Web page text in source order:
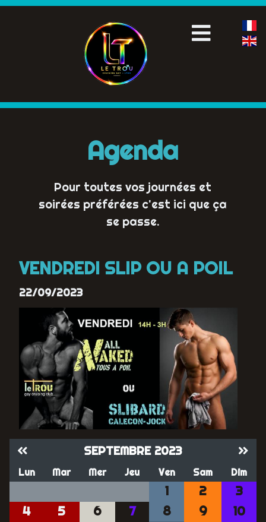
Agenda
Pour toutes vos journées et
soirées préférées c'est ici que ça
se passe.
VENDREDI SLIP OU A POIL
22/09/2023
SEPTEMBRE 2023
Lun Mar Mer Jeu Ven Sam Dim
1 2
3
4
5 6 7 8 9
10